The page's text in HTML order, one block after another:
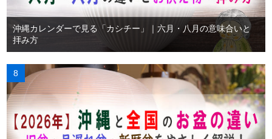
沖縄カレンダーで見る「カシチー」｜六月・八月の意味合いと
拝み方